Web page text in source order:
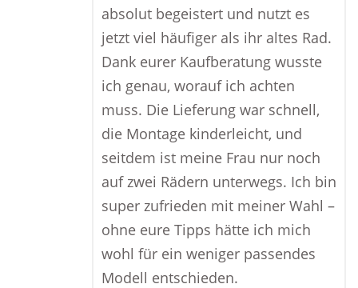
absolut begeistert und nutzt es
jetzt viel häufiger als ihr altes Rad.
Dank eurer Kaufberatung wusste
ich genau, worauf ich achten
muss. Die Lieferung war schnell,
die Montage kinderleicht, und
seitdem ist meine Frau nur noch
auf zwei Rädern unterwegs. Ich bin
super zufrieden mit meiner Wahl –
ohne eure Tipps hätte ich mich
wohl für ein weniger passendes
Modell entschieden.